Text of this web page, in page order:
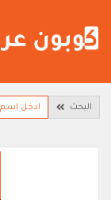
البحث